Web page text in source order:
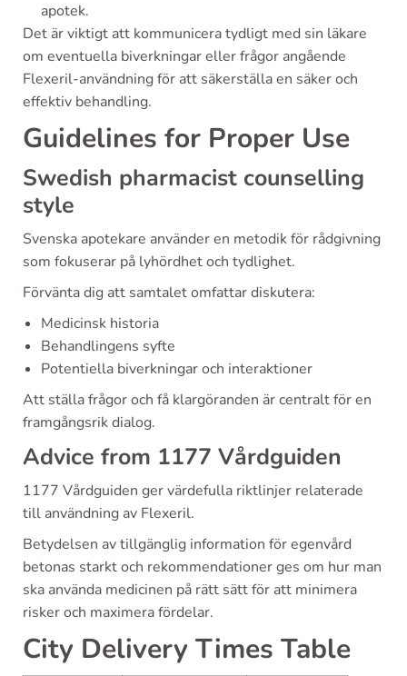
apotek.
Det är viktigt att kommunicera tydligt med sin läkare
om eventuella biverkningar eller frågor angående
Flexeril-användning för att säkerställa en säker och
effektiv behandling.
Guidelines for Proper Use
Swedish pharmacist counselling
style
Svenska apotekare använder en metodik för rådgivning
som fokuserar på lyhördhet och tydlighet.
Förvänta dig att samtalet omfattar diskutera:
Medicinsk historia
Behandlingens syfte
Potentiella biverkningar och interaktioner
Att ställa frågor och få klargöranden är centralt för en
framgångsrik dialog.
Advice from 1177 Vårdguiden
1177 Vårdguiden ger värdefulla riktlinjer relaterade
till användning av Flexeril.
Betydelsen av tillgänglig information för egenvård
betonas starkt och rekommendationer ges om hur man
ska använda medicinen på rätt sätt för att minimera
risker och maximera fördelar.
City Delivery Times Table